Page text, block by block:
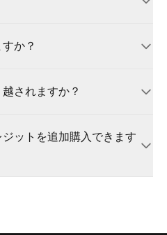
秒のアニメーションは複雑さに応
か？
。されますか？
ットを追加購入できます